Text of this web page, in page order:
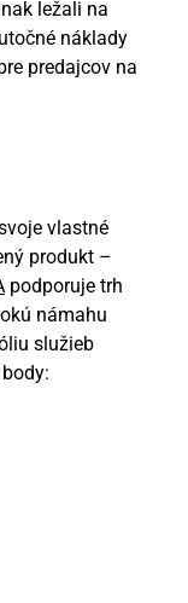
ležali na
náklady
predajcov na
vlastné
produkt –
podporuje trh
námahu
služieb